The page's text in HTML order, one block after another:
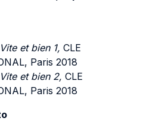
Vite et bien 1, CLE
Paris 2018
Vite et bien 2, CLE
Paris 2018